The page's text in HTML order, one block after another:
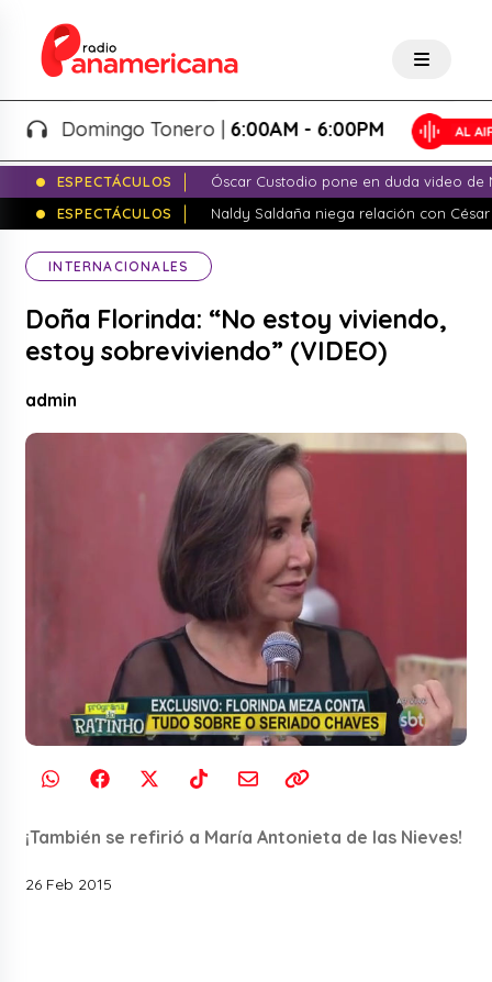
Domingo Tonero |6:00AM - 6:00PM
ESPECTÁCULOS
Óscar Custodio pone en duda video de
ESPECTÁCULOS
Naldy Saldaña niega relación con
INTERNACIONALES
Doña Florinda: “No estoy viviendo,
estoy sobreviviendo” (VIDEO)
admin
¡También se refirió a María Antonieta de las Nieves!
26 Feb 2015